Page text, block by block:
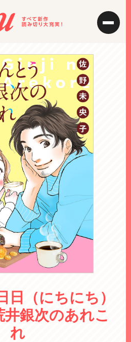
日（にちにち）
銀次のあれこ
れ